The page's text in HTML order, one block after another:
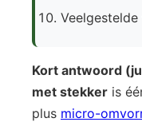
Kort antwoord
met stekker is
plus micro-